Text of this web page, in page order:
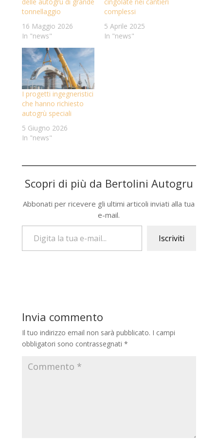
tonnellaggio
16 Maggio 2026
In "news"
complessi
5 Aprile 2025
In "news"
I progetti ingegneristici
che hanno richiesto
autogrù speciali
5 Giugno 2026
In "news"
Scopri di più da Bertolini Autogru
Abbonati per ricevere gli ultimi articoli inviati alla tua
e-mail.
Digita la tua e-mail...
Iscriviti
Invia commento
Il tuo indirizzo email non sarà pubblicato. I campi
obbligatori sono contrassegnati *